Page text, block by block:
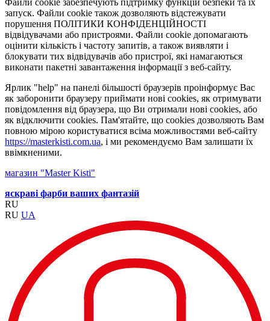
Файли cookie забезпечують підтримку функцій безпеки та їх
запуск. Файли cookie також дозволяють відстежувати
порушення ПОЛІТИКИ КОНФІДЕНЦІЙНОСТІ
відвідувачами або пристроями. Файли cookie допомагають
оцінити кількість і частоту запитів, а також виявляти і
блокувати тих відвідувачів або пристрої, які намагаються
виконати пакетні завантаження інформації з веб-сайту.
Ярлик "help" на панелі більшості браузерів проінформує Вас
як заборонити браузеру приймати нові cookies, як отримувати
повідомлення від браузера, що Ви отримали нові cookies, або
як відключити cookies. Пам'ятайте, що cookies дозволяють Вам
повною мірою користуватися всіма можливостями веб-сайту
https://masterkisti.com.ua, і ми рекомендуємо Вам залишати їх
ввімкненими.
магазин "Master Kisti"
яскраві фарби ваших фантазій
RU
RU UA